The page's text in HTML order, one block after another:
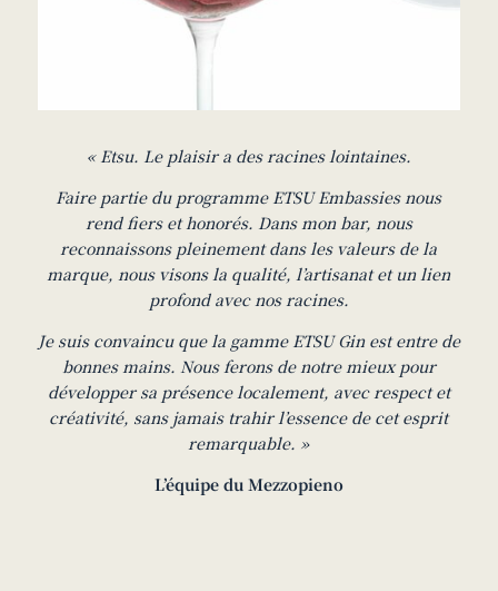
« Etsu. Le plaisir a des racines lointaines.
Faire partie du programme ETSU Embassies nous
rend fiers et honorés. Dans mon bar, nous
reconnaissons pleinement dans les valeurs de la
marque, nous visons la qualité, l’artisanat et un lien
profond avec nos racines.
Je suis convaincu que la gamme ETSU Gin est entre de
bonnes mains. Nous ferons de notre mieux pour
développer sa présence localement, avec respect et
créativité, sans jamais trahir l’essence de cet esprit
remarquable. »
L’équipe du Mezzopieno